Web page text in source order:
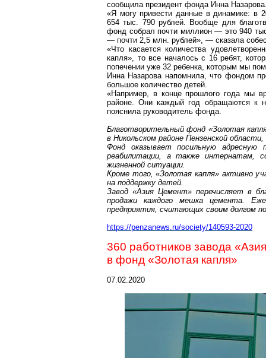
сообщила президент фонда Инна
«Я могу привести данные в динамике: в
654 тыс. 790 рублей. Вообще для
фонд собрал почти миллион — это 940
— почти 2,5 млн. рублей», — сказала
«Что касается количества
капля», то все началось с 16 ребят,
попечении уже 32 ребенка, которым мы
Инна Назарова напомнила, что фондом
большое количество детей.
«Например, в конце прошлого года мы
районе. Они каждый год обращаются к
пояснила руководитель фонда.
Благотворительный фонд «Золотая
в Никольском районе Пензенской области,
Фонд оказывает посильную
реабилитации, а также интернатам,
жизненной ситуации.
Кроме того, «Золотая капля» активно
на поддержку детей.
Завод «Азия Цемент» перечисляет в
продажи каждого мешка цемента.
предприятия, считающих своим долгом
https://penzanews.ru/society/140593-2020
360 работников завода
в фонд «Золотая капля»
07.02.2020